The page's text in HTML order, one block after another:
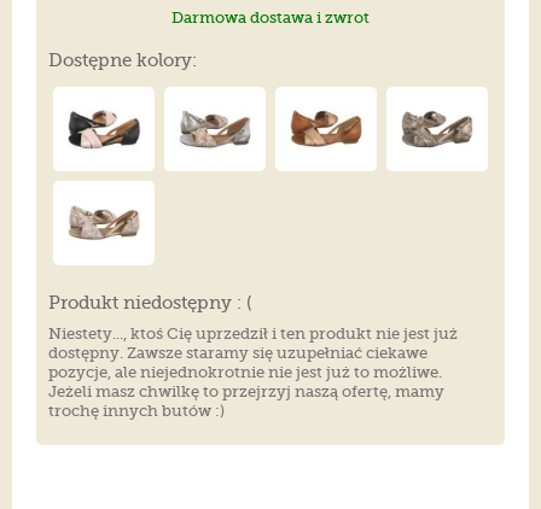
Darmowa dostawa i zwrot
Dostępne kolory:
Produkt niedostępny : (
Niestety..., ktoś Cię uprzedził i ten produkt nie jest już
dostępny. Zawsze staramy się uzupełniać ciekawe
pozycje, ale niejednokrotnie nie jest już to możliwe.
Jeżeli masz chwilkę to przejrzyj naszą ofertę, mamy
trochę innych butów :)